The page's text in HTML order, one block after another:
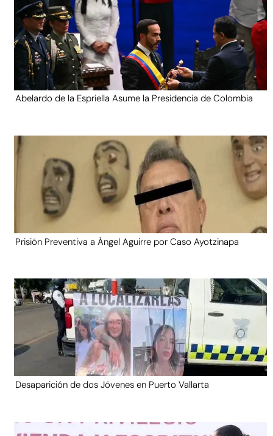
Abelardo de la Espriella Asume la Presidencia de Colombia
Prisión Preventiva a Ángel Aguirre por Caso Ayotzinapa
Desaparición de dos Jóvenes en Puerto Vallarta